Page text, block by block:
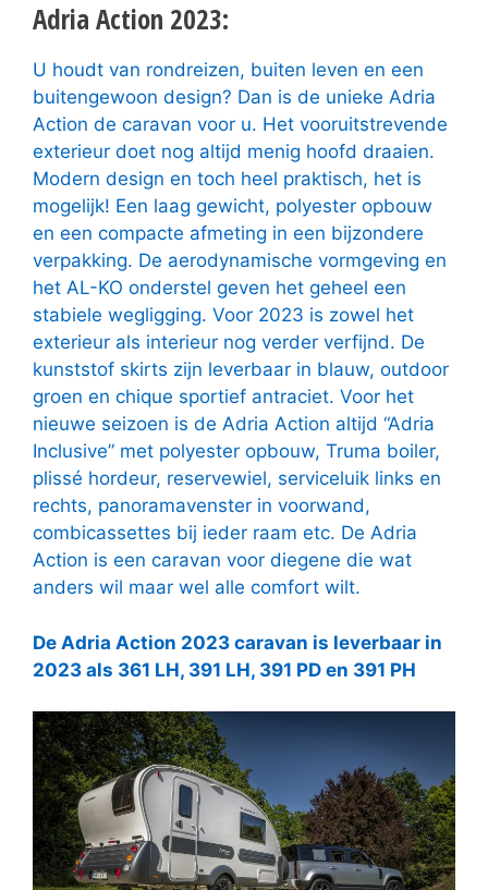
Adria Action 2023:
U houdt van rondreizen, buiten leven en een
buitengewoon design? Dan is de unieke Adria
Action de caravan voor u. Het vooruitstrevende
exterieur doet nog altijd menig hoofd draaien.
Modern design en toch heel praktisch, het is
mogelijk! Een laag gewicht, polyester opbouw
en een compacte afmeting in een bijzondere
verpakking. De aerodynamische vormgeving en
het AL-KO onderstel geven het geheel een
stabiele wegligging. Voor 2023 is zowel het
exterieur als interieur nog verder verfijnd. De
kunststof skirts zijn leverbaar in blauw, outdoor
groen en chique sportief antraciet. Voor het
nieuwe seizoen is de Adria Action altijd “Adria
Inclusive” met polyester opbouw, Truma boiler,
plissé hordeur, reservewiel, serviceluik links en
rechts, panoramavenster in voorwand,
combicassettes bij ieder raam etc. De Adria
Action is een caravan voor diegene die wat
anders wil maar wel alle comfort wilt.
De Adria Action 2023 caravan is leverbaar in
2023 als 361 LH, 391 LH, 391 PD en 391 PH